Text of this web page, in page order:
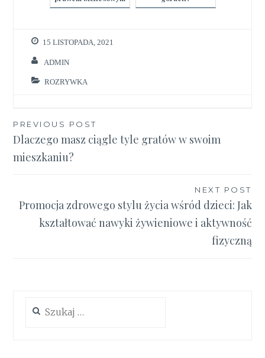
15 LISTOPADA, 2021
ADMIN
ROZRYWKA
Nawigacja
wpisu
PREVIOUS POST
Dlaczego masz ciągle tyle gratów w swoim
mieszkaniu?
NEXT POST
Promocja zdrowego stylu życia wśród dzieci: Jak
kształtować nawyki żywieniowe i aktywność
fizyczną